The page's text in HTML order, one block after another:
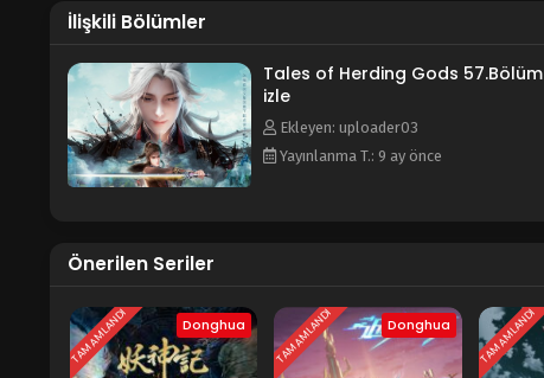
İlişkili Bölümler
Tales of Herding Gods 57.Bölüm
izle
Ekleyen: uploader03
Yayınlanma T.: 9 ay önce
Önerilen Seriler
TAMAMLANDI Donghua TAMAMLANDI Donghua TAMAMLANDI